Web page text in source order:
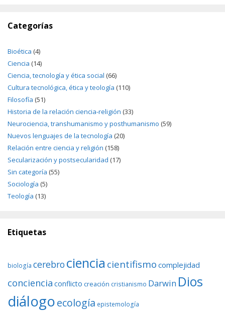
Categorías
Bioética (4)
Ciencia (14)
Ciencia, tecnología y ética social (66)
Cultura tecnológica, ética y teología (110)
Filosofía (51)
Historia de la relación ciencia-religión (33)
Neurociencia, transhumanismo y posthumanismo (59)
Nuevos lenguajes de la tecnología (20)
Relación entre ciencia y religión (158)
Secularización y postsecularidad (17)
Sin categoría (55)
Sociología (5)
Teología (13)
Etiquetas
biología cerebro ciencia cientifismo complejidad
conciencia conflicto creación cristianismo Darwin Dios
diálogoecología epistemología